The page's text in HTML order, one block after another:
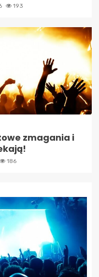
193
zmagania i
186